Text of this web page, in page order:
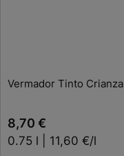
8,70 €
0.75 l | 11,60 €/l